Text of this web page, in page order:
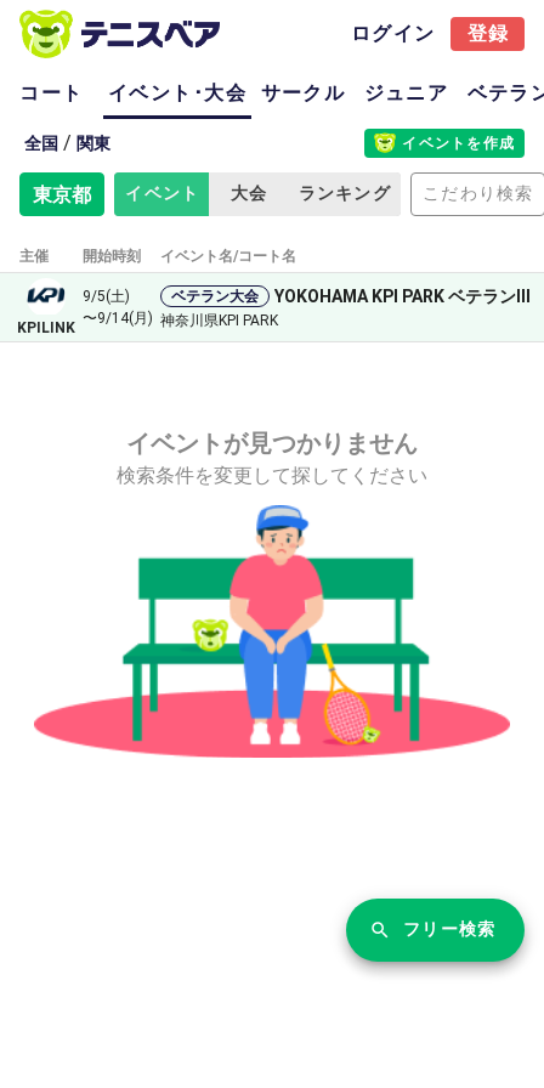
ログイン 登録
コート イベント･大会 サークル ジュニア ベテラ
全国 / 関東 イベントを作成
東京都 イベント 大会 ランキング こだわり検索
主催 開始時刻 イベント名/コート名
KPILINK
9/5(土)
〜9/14(月)
ベテラン大会 YOKOHAMA KPI PARK ベテランⅢ
神奈川県KPI PARK
イベントが見つかりません
検索条件を変更して探してください
フリー検索